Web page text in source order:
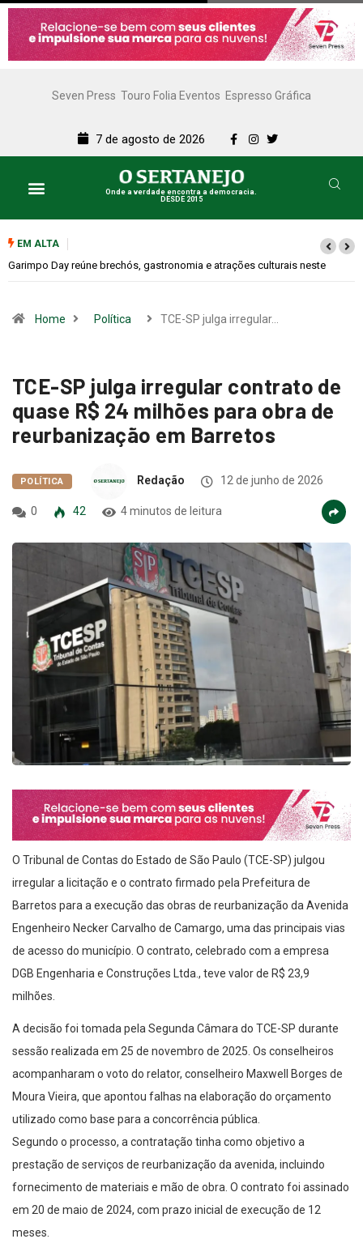
Seven Press Touro Folia Eventos Espresso Gráfica
7 de agosto de 2026
Onde a verdade encontra a democracia.
DESDE 2015
EM ALTA
Bugonia transforma paranoia e conspiração em um suspense imprevisível
Home Política TCE-SP julga irregular…
TCE-SP julga irregular contrato de
quase R$ 24 milhões para obra de
reurbanização em Barretos
POLÍTICA Redação 12 de junho de 2026
0 42 4 minutos de leitura
O Tribunal de Contas do Estado de São Paulo (TCE-SP) julgou
irregular a licitação e o contrato firmado pela Prefeitura de
Barretos para a execução das obras de reurbanização da Avenida
Engenheiro Necker Carvalho de Camargo, uma das principais vias
de acesso do município. O contrato, celebrado com a empresa
DGB Engenharia e Construções Ltda., teve valor de R$ 23,9
milhões.
A decisão foi tomada pela Segunda Câmara do TCE-SP durante
sessão realizada em 25 de novembro de 2025. Os conselheiros
acompanharam o voto do relator, conselheiro Maxwell Borges de
Moura Vieira, que apontou falhas na elaboração do orçamento
utilizado como base para a concorrência pública.
Segundo o processo, a contratação tinha como objetivo a
prestação de serviços de reurbanização da avenida, incluindo
fornecimento de materiais e mão de obra. O contrato foi assinado
em 20 de maio de 2024, com prazo inicial de execução de 12
meses.